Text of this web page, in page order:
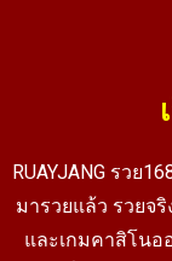
RUAYJANG รวย
มารวยแล้ว รวยจ
และเกมคาสิโน